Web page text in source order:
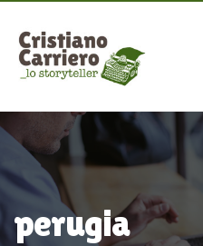
perugia